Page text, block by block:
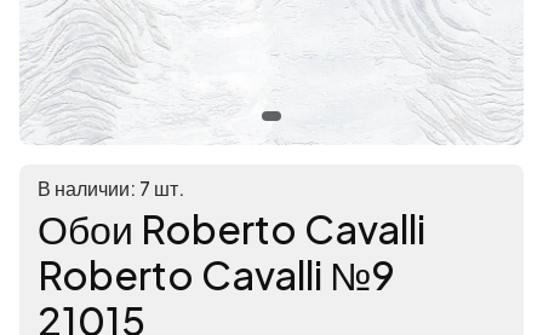
В наличии: 7 шт.
Обои Roberto Cavalli
Roberto Cavalli №9
21015